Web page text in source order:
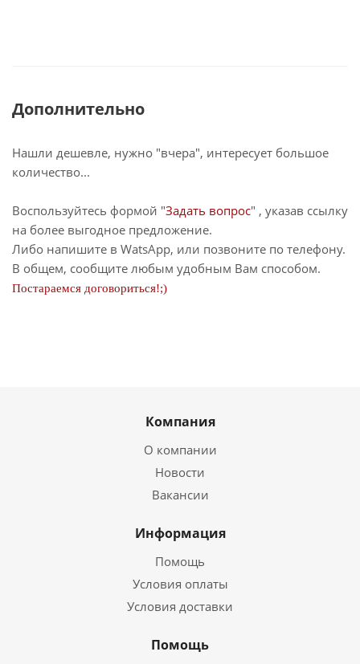
Дополнительно
Нашли дешевле, нужно "вчера", интересует большое
количество...
Воспользуйтесь формой "Задать вопрос" , указав ссылку
на более выгодное предложение.
Либо напишите в WatsApp, или позвоните по телефону.
В общем, сообщите любым удобным Вам способом.
Постараемся договориться!;)
Компания
О компании
Новости
Вакансии
Информация
Помощь
Условия оплаты
Условия доставки
Помощь